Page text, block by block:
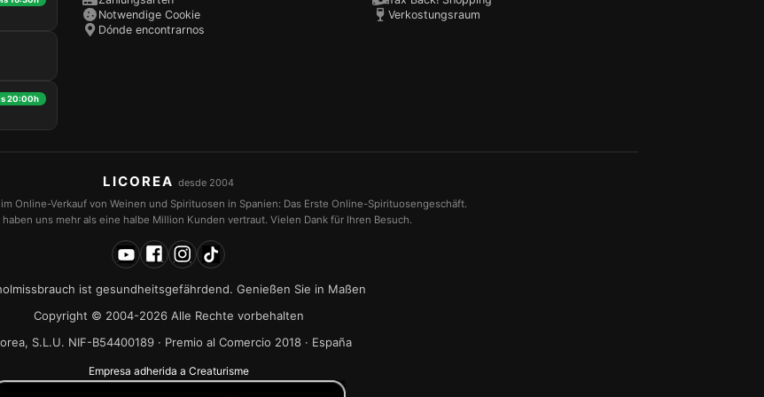
20:00h
Notwendige Cookie
Dónde encontrarnos
Verkostungsraum
LICOREA desde 2004
Online-Verkauf von Weinen und Spirituosen in Spanien: Das Erste Online-Spirituosengeschäft.
haben uns mehr als eine halbe Million Kunden vertraut. Vielen Dank für Ihren Besuch.
ist gesundheitsgefährdend. Genießen Sie in Maßen
Copyright © 2004-2026 Alle Rechte vorbehalten
S.L.U. NIF-B54400189 · Premio al Comercio 2018 · España
Empresa adherida a Creaturisme